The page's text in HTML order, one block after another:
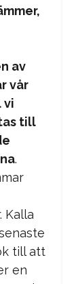
av
vår
vi
till
.
Kalla
till att
en